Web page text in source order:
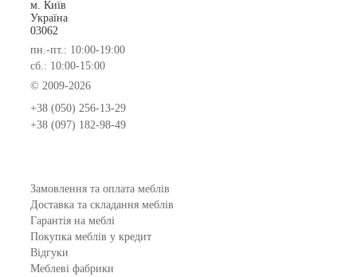
м. Київ
Україна
03062
пн.-пт.: 10:00-19:00
сб.: 10:00-15:00
© 2009-2026
+38 (050) 256-13-29
+38 (097) 182-98-49
Замовлення та оплата меблів
Доставка та складання меблів
Гарантія на меблі
Покупка меблів у кредит
Відгуки
Меблеві фабрики